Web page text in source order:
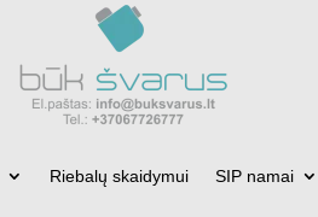
Riebalų skaidymui SIP namai